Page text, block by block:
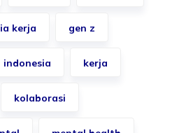
kerja gen z
indonesia kerja
kolaborasi